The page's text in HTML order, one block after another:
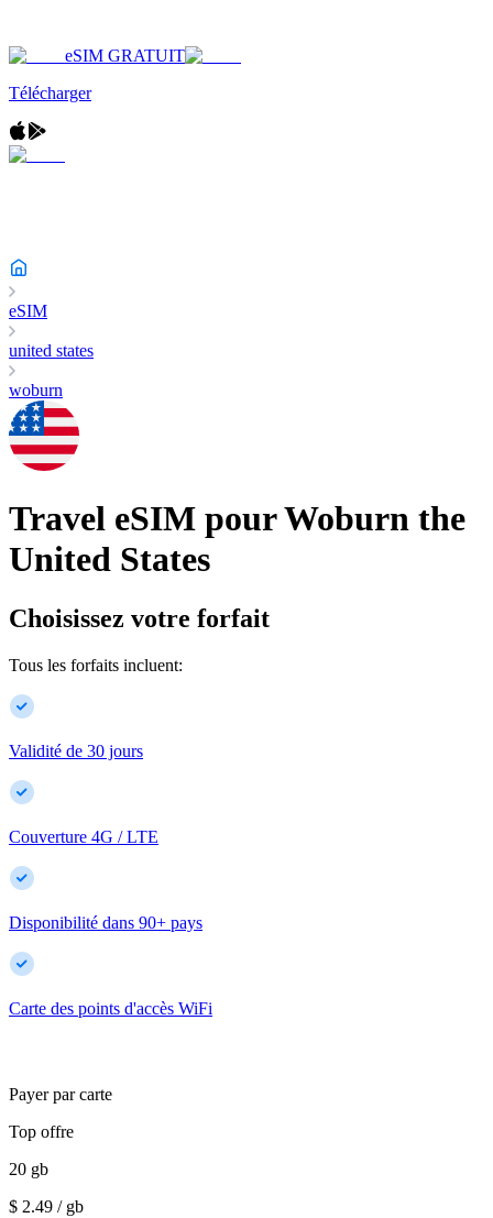
eSIM GRATUIT
Télécharger
eSIM
united states
woburn
Travel eSIM pourWoburn the
United States
Choisissez votre forfait
Tous les forfaits incluent:
Validité de 30 jours
Couverture 4G / LTE
Disponibilité dans 90+ pays
Carte des points d'accès WiFi
Payer par carte
Top offre
20 gb
$ 2.49 / gb